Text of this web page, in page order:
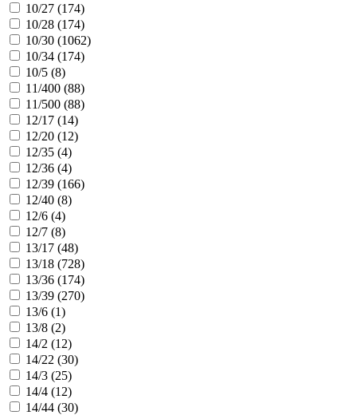
10/27 (174)
10/28 (174)
10/30 (1062)
10/34 (174)
10/5 (8)
11/400 (88)
11/500 (88)
12/17 (14)
12/20 (12)
12/35 (4)
12/36 (4)
12/39 (166)
12/40 (8)
12/6 (4)
12/7 (8)
13/17 (48)
13/18 (728)
13/36 (174)
13/39 (270)
13/6 (1)
13/8 (2)
14/2 (12)
14/22 (30)
14/3 (25)
14/4 (12)
14/44 (30)